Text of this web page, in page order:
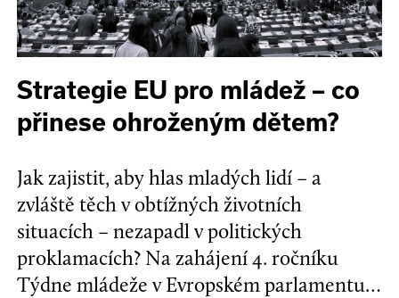
Strategie EU pro mládež – co
přinese ohroženým dětem?
Jak zajistit, aby hlas mladých lidí – a
zvláště těch v obtížných životních
situacích – nezapadl v politických
proklamacích? Na zahájení 4. ročníku
Týdne mládeže v Evropském parlamentu v